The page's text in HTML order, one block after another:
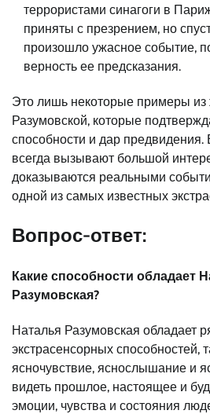
террористами синагоги в
приняты с презрением, но
произошло ужасное событие,
верность ее предсказания.
Это лишь некоторые примеры из
Разумовской, которые
способности и дар предвидения.
всегда вызывают большой
доказываются реальными
одной из самых известных
Вопрос-ответ:
Какие способности обладает
Разумовская?
Наталья Разумовская обладает
экстрасенсорных способностей,
ясночувствие, яснослышание и
видеть прошлое, настоящее и
эмоции, чувства и состояния